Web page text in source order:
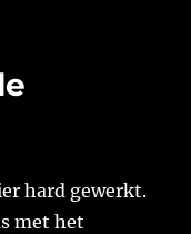
hard gewerkt.
met het